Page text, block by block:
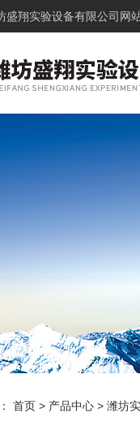
盛翔实验设备有限公司网
首页 > 产品中心 > 潍坊